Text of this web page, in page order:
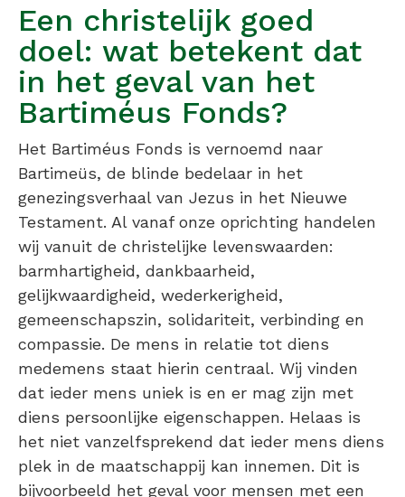
Een christelijk goed
doel: wat betekent dat
in het geval van het
Bartiméus Fonds?
Het Bartiméus Fonds is vernoemd naar
Bartimeüs, de blinde bedelaar in het
genezingsverhaal van Jezus in het Nieuwe
Testament. Al vanaf onze oprichting handelen
wij vanuit de christelijke levenswaarden:
barmhartigheid, dankbaarheid,
gelijkwaardigheid, wederkerigheid,
gemeenschapszin, solidariteit, verbinding en
compassie. De mens in relatie tot diens
medemens staat hierin centraal. Wij vinden
dat ieder mens uniek is en er mag zijn met
diens persoonlijke eigenschappen. Helaas is
het niet vanzelfsprekend dat ieder mens diens
plek in de maatschappij kan innemen. Dit is
bijvoorbeeld het geval voor mensen met een